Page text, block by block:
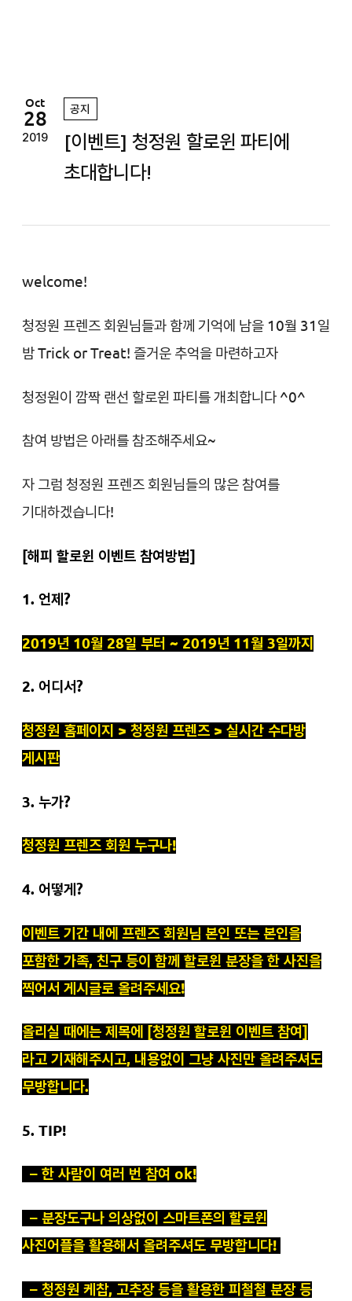
Oct
28
2019
공지
[이벤트] 청정원 할로윈 파티에
초대합니다!
welcome!
청정원 프렌즈 회원님들과 함께 기억에 남을 10월 31일
밤Trick or Treat! 즐거운 추억을 마련하고자
청정원이 깜짝 랜선 할로윈 파티를 개최합니다 ^0^
참여 방법은 아래를 참조해주세요~
자 그럼 청정원 프렌즈 회원님들의 많은 참여를
기대하겠습니다!
[해피 할로윈 이벤트 참여방법]
1. 언제?
2019년 10월 28일 부터 ~ 2019년 11월 3일까지
2. 어디서?
청정원 홈페이지 > 청정원 프렌즈 > 실시간 수다방
게시판
3. 누가?
청정원 프렌즈 회원 누구나!
4. 어떻게?
이벤트 기간 내에 프렌즈 회원님 본인 또는 본인을
포함한 가족, 친구 등이 함께 할로윈 분장을 한 사진을
찍어서 게시글로 올려주세요!
올리실 때에는 제목에 [청정원 할로윈 이벤트 참여]
라고 기재해주시고, 내용없이 그냥 사진만 올려주셔도
무방합니다.
5. TIP!
– 한 사람이 여러 번 참여 ok!
– 분장도구나 의상없이 스마트폰의 할로윈
사진어플을 활용해서 올려주셔도 무방합니다!
– 청정원 케찹, 고추장 등을 활용한 피철철 분장 등